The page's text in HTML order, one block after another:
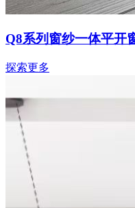
Q8系列窗纱一体平开
探索更多